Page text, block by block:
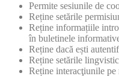
Permite sesiunile de
Reține setările
Reține informațiile
în buletinele
Reține dacă ești
Reține setările
Reține interacţiunile pe